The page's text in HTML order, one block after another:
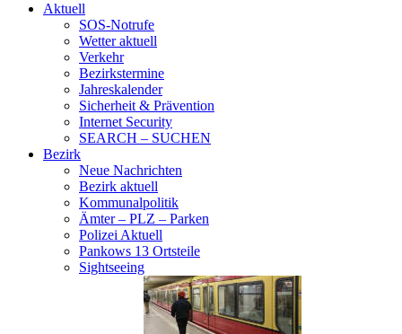
Aktuell
SOS-Notrufe
Wetter aktuell
Verkehr
Bezirkstermine
Jahreskalender
Sicherheit & Prävention
Internet Security
SEARCH – SUCHEN
Bezirk
Neue Nachrichten
Bezirk aktuell
Kommunalpolitik
Ämter – PLZ – Parken
Polizei Aktuell
Pankows 13 Ortsteile
Sightseeing